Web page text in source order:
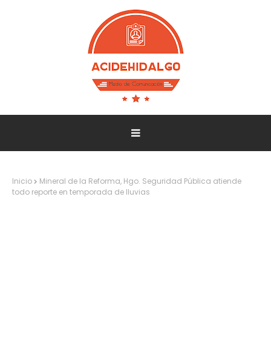
Inicio
Mineral de la Reforma, Hgo. Seguridad Pública atiende
todo reporte en temporada de lluvias